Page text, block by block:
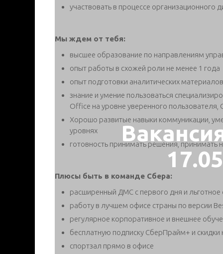
участвовать в процессе организационного
Мы ждем от тебя:
высшее образование по направлениям
опыт работы в схожей роли не менее 1 года
опыт подготовки аналитических материалов
знание и умение пользоваться
Office на уровне уверенного пользователя,
Хорошо развитые навыки коммуникации,
уровнях
готовность принимать решения, принимать
Плюсы быть в команде Сбера:
расширенный ДМС с первого дня и льготное
работу в лучшем офисе страны по версии
регулярное корпоративное и внешнее
бесплатную подписку СберПрайм+ и
спортзал прямо в офисе